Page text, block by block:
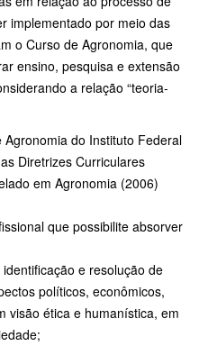
implementado por meio das
o Curso de Agronomia, que
ensino, pesquisa e extensão
a relação “teoria-
Agronomia do Instituto Federal
Diretrizes Curriculares
em Agronomia (2006)
que possibilite absorver
e resolução de
políticos, econômicos,
visão ética e humanística, em